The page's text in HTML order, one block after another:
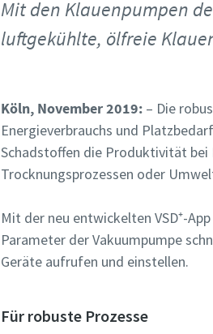
Mit den Klauenpumpen
luftgekühlte, ölfreie
Köln, November 2019: – Die
Energieverbrauchs und
Schadstoffen die Produktivität bei
Trocknungsprozessen oder
Mit der neu entwickelten VSD⁺-
Parameter der Vakuumpumpe
Geräte aufrufen und einstellen.
Für robuste Prozesse
Persönliche
Nachname
Telefon
Persönliche
Nachname
Telefon
Persönliche
Nachname
Telefon